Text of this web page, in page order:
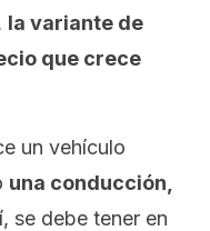
la variante de
que crece
un vehículo
una conducción,
se debe tener en